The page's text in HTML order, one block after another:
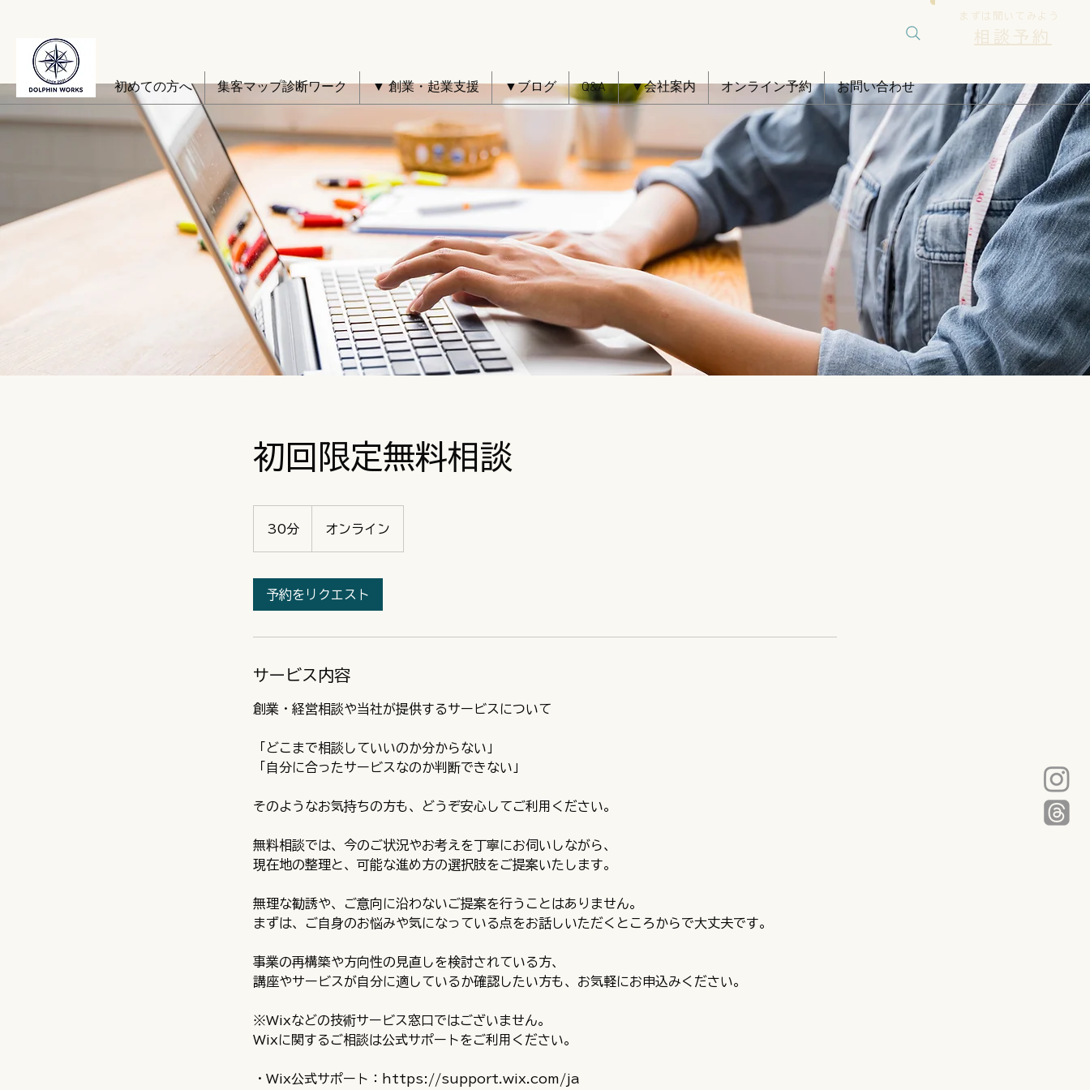
初めての方へ 集客マップ診断ワーク ▼ 創業・起業支援 ▼ブログ Q&A ▼会社案内 オンライン予約 お問い合わせ
まずは聞いてみよう
相談予約
初回限定無料相談
30分 オンライン
予約をリクエスト
サービス内容
創業・経営相談や当社が提供するサービスについて
「どこまで相談していいのか分からない」
「自分に合ったサービスなのか判断できない」
そのようなお気持ちの方も、どうぞ安心してご利用ください。
無料相談では、今のご状況やお考えを丁寧にお伺いしながら、
現在地の整理と、可能な進め方の選択肢をご提案いたします。
無理な勧誘や、ご意向に沿わないご提案を行うことはありません。
まずは、ご自身のお悩みや気になっている点をお話しいただくところからで大丈夫です。
事業の再構築や方向性の見直しを検討されている方、
講座やサービスが自分に適しているか確認したい方も、お気軽にお申込みください。
※Wixなどの技術サービス窓口ではございません。
Wixに関するご相談は公式サポートをご利用ください。